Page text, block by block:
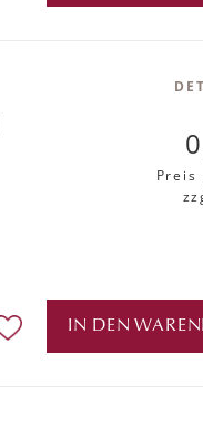
Preis
IN DEN